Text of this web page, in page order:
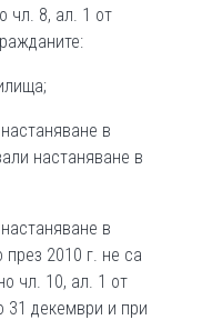
8, ал. 1 от
в
настаняване в
в
2010 г. не са
чл. 10, ал. 1 от
декември и при